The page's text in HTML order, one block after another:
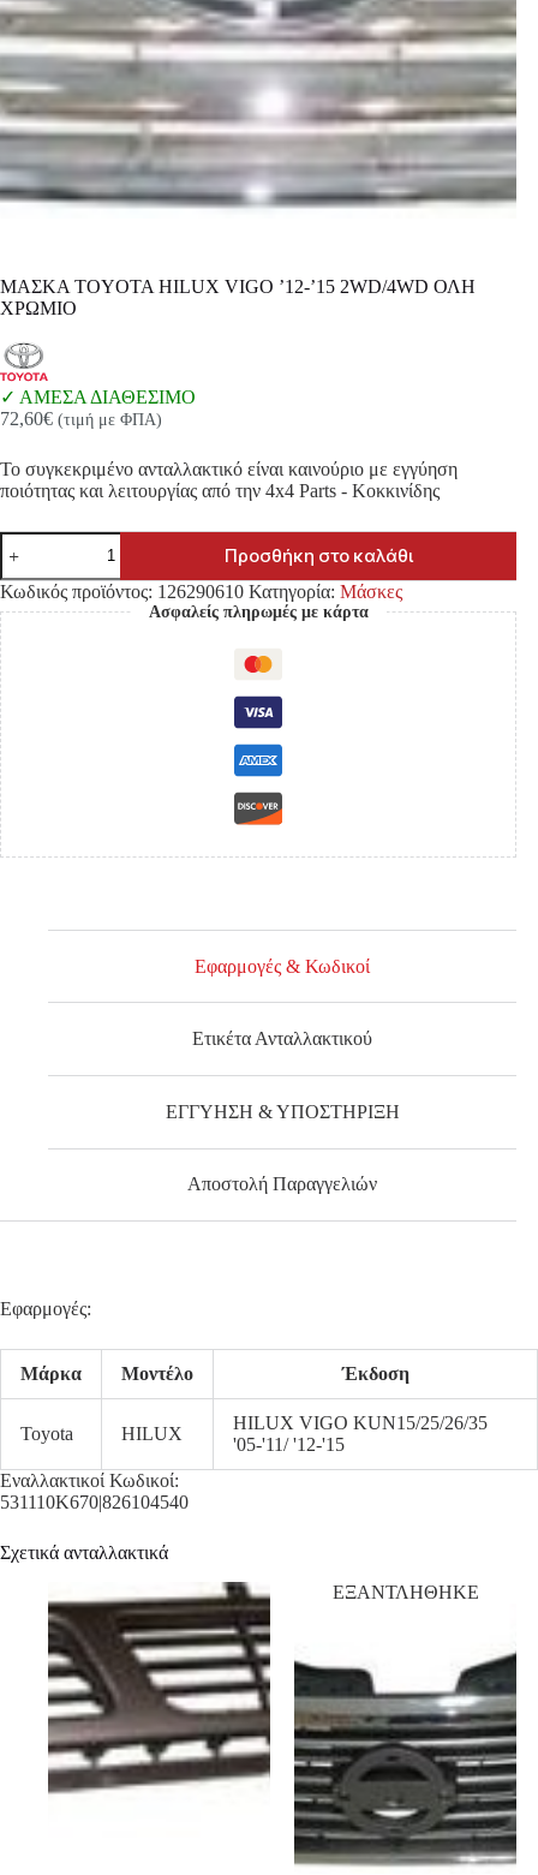
ΜΑΣΚΑ TOYOTA HILUX VIGO ’12-’15 2WD/4WD ΟΛΗ
ΧΡΩΜΙΟ
ΑΜΕΣΑ ΔΙΑΘΕΣΙΜΟ
72,60€ (τιμή με ΦΠΑ)
Το συγκεκριμένο ανταλλακτικό είναι καινούριο με εγγύηση
ποιότητας και λειτουργίας από την 4x4 Parts - Κοκκινίδης
ΜΑΣΚΑ
TOYOTA
HILUX
VIGO
'12-
'15
2WD/4WD
ΟΛΗ
ΧΡΩΜΙΟ
ποσότητα
Προσθήκη στο καλάθι
Κωδικός προϊόντος: 126290610 Κατηγορία: Μάσκες
Ασφαλείς πληρωμές με κάρτα
Εφαρμογές & Κωδικοί
Ετικέτα Ανταλλακτικού
ΕΓΓΥΗΣΗ & ΥΠΟΣΤΗΡΙΞΗ
Αποστολή Παραγγελιών
Εφαρμογές:
Μάρκα Μοντέλο Έκδοση
Toyota HILUX
HILUX VIGO KUN15/25/26/35
'05-'11/ '12-'15
Εναλλακτικοί Κωδικοί:
531110K670|826104540
Σχετικά ανταλλακτικά
ΕΞΑΝΤΛΗΘΗΚΕ